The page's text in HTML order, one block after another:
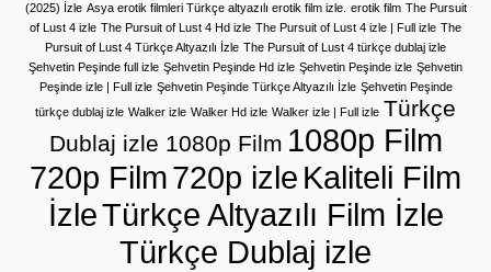
(2025) İzle Asya erotik filmleri Türkçe altyazılı erotik film izle. erotik film The Pursuit
of Lust 4 izle The Pursuit of Lust 4 Hd izle The Pursuit of Lust 4 izle | Full izle The
Pursuit of Lust 4 Türkçe Altyazılı İzle The Pursuit of Lust 4 türkçe dublaj izle
Şehvetin Peşinde full izle Şehvetin Peşinde Hd izle Şehvetin Peşinde izle Şehvetin
Peşinde izle | Full izle Şehvetin Peşinde Türkçe Altyazılı İzle Şehvetin Peşinde
türkçe dublaj izle Walker izle Walker Hd izle Walker izle | Full izle Türkçe
Dublaj izle 1080p Film 1080p Film
720p Film720p izle Kaliteli Film
İzleTürkçe Altyazılı Film İzle
Türkçe Dublaj izle